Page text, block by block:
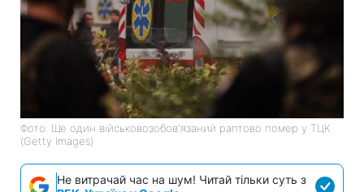
Фото: Ще один військовозобов'язаний раптово помер у ТЦК
(Getty Images)
Не витрачай час на шум! Читай тільки суть з